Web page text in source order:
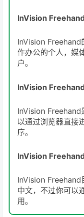
InVision Freehand
InVision Freehand
作办公的个人，媒
户。
InVision Freehand
InVision Freehand
以通过浏览器直接
序。
InVision Freehand
InVision Freehand
中文，不过你可以
用。